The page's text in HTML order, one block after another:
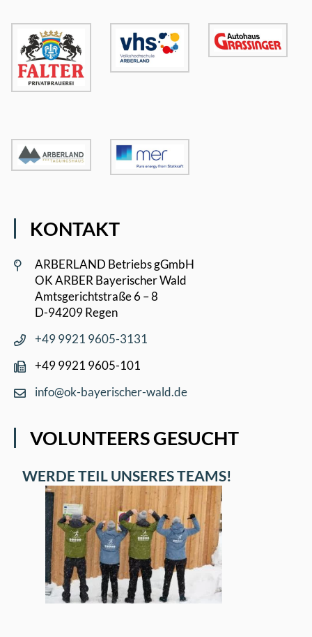
KONTAKT
ARBERLAND Betriebs gGmbH
OK ARBER Bayerischer Wald
Amtsgerichtstraße 6 – 8
D-94209 Regen
+49 9921 9605-3131
+49 9921 9605-101
info@ok-bayerischer-wald.de
VOLUNTEERS GESUCHT
WERDE TEIL UNSERES TEAMS!